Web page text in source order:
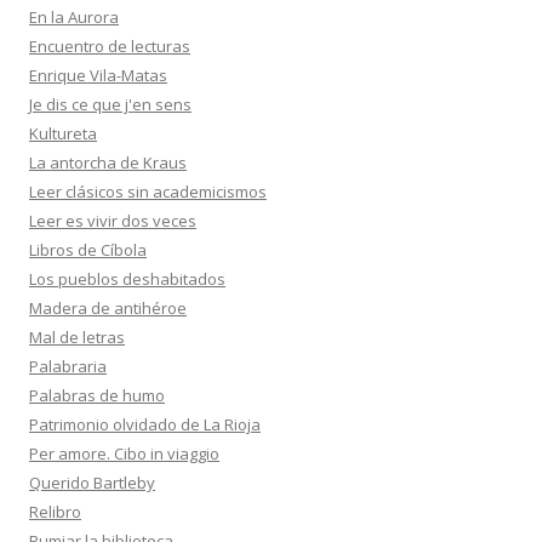
En la Aurora
Encuentro de lecturas
Enrique Vila-Matas
Je dis ce que j'en sens
Kultureta
La antorcha de Kraus
Leer clásicos sin academicismos
Leer es vivir dos veces
Libros de Cíbola
Los pueblos deshabitados
Madera de antihéroe
Mal de letras
Palabraria
Palabras de humo
Patrimonio olvidado de La Rioja
Per amore. Cibo in viaggio
Querido Bartleby
Relibro